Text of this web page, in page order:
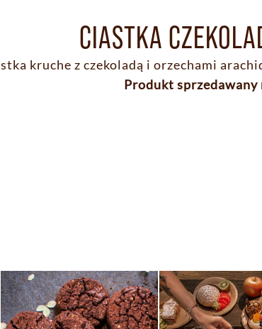
CIASTKA
kruche z czekoladą i orzechami
Produkt sprzedawany